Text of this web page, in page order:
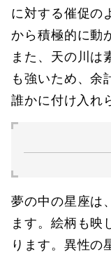
に対する催促の
から積極的に動
また、天の川は
も強いため、余
誰かに付け入れ
夢の中の星座は
ます。絵柄も映
ります。異性の